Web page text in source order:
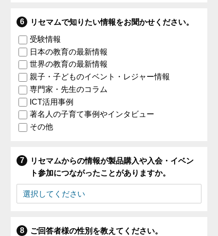
リセマムで知りたい情報をお聞かせください。
受験情報
日本の教育の最新情報
世界の教育の最新情報
親子・子どものイベント・レジャー情報
専門家・先生のコラム
ICT活用事例
著名人の子育て事例やインタビュー
その他
リセマムからの情報が製品購入や入会・イベン
ト参加につながったことがありますか。
ご回答者様の性別を教えてください。